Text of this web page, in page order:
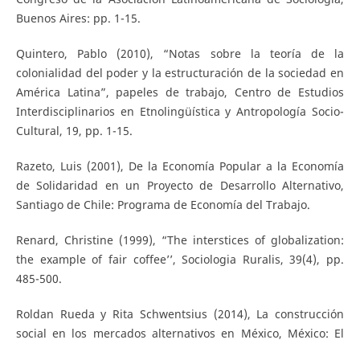
Buenos Aires: pp. 1-15.
Quintero, Pablo (2010), “Notas sobre la teoría de la
colonialidad del poder y la estructuración de la sociedad en
América Latina”, papeles de trabajo, Centro de Estudios
Interdisciplinarios en Etnolingüística y Antropología Socio-
Cultural, 19, pp. 1-15.
Razeto, Luis (2001), De la Economía Popular a la Economía
de Solidaridad en un Proyecto de Desarrollo Alternativo,
Santiago de Chile: Programa de Economía del Trabajo.
Renard, Christine (1999), “The interstices of globalization:
the example of fair coffee’’, Sociologia Ruralis, 39(4), pp.
485-500.
Roldan Rueda y Rita Schwentsius (2014), La construcción
social en los mercados alternativos en México, México: El